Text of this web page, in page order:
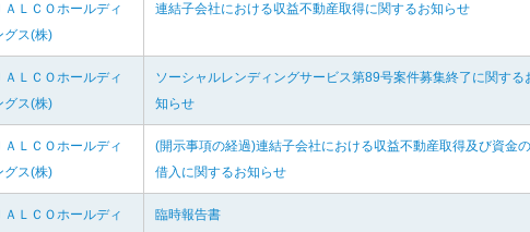
ＡＬＣＯホールディ
グス(株)
連結子会社における収益不動産取得に関するお知らせ
ＡＬＣＯホールディ
グス(株)
ソーシャルレンディングサービス第89号案件募集終了に関する
知らせ
ＡＬＣＯホールディ
グス(株)
(開示事項の経過)連結子会社における収益不動産取得及び資金の
借入に関するお知らせ
ＡＬＣＯホールディ
臨時報告書